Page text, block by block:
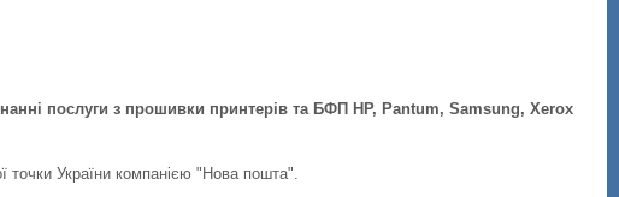
послуги з прошивки принтерів та БФП HP, Pantum, Samsung, Xerox
України компанією "Нова пошта".